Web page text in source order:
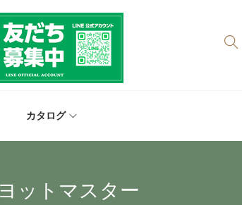
カタログ
ットマスター